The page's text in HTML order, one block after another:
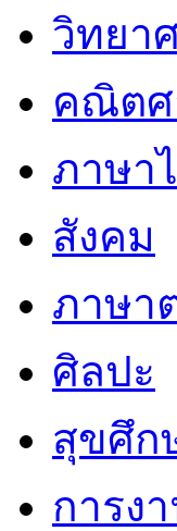
วิทยา
คณิตศ
ภาษา
สังคม
ภาษา
ศิลปะ
สุขศึก
การง